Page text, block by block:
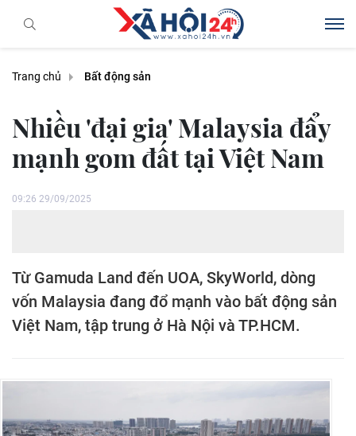
Trang chủ Bất động sản
Nhiều 'đại gia' Malaysia đẩy
mạnh gom đất tại Việt Nam
09:26 29/09/2025
Từ Gamuda Land đến UOA, SkyWorld, dòng
vốn Malaysia đang đổ mạnh vào bất động sản
Việt Nam, tập trung ở Hà Nội và TP.HCM.